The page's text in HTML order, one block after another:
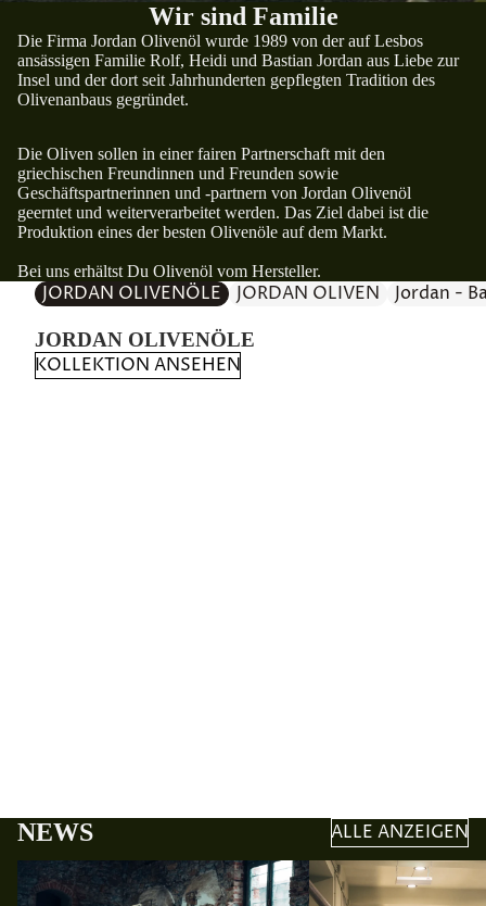
Wir sind Familie
Die Firma Jordan Olivenöl wurde 1989 von der auf Lesbos
ansässigen Familie Rolf, Heidi und Bastian Jordan aus Liebe zur
Insel und der dort seit Jahrhunderten gepflegten Tradition des
Olivenanbaus gegründet.
Die Oliven sollen in einer fairen Partnerschaft mit den
griechischen Freundinnen und Freunden sowie
Geschäftspartnerinnen und -partnern von Jordan Olivenöl
geerntet und weiterverarbeitet werden. Das Ziel dabei ist die
Produktion eines der besten Olivenöle auf dem Markt.
Bei uns erhältst Du Olivenöl vom Hersteller.
JORDAN OLIVENÖLE JORDAN OLIVEN Jordan -
JORDAN OLIVENÖLE
KOLLEKTION ANSEHEN
NEWS ALLE ANZEIGEN
Läuft die noch? Warum Olivenöl heute
nicht mehr gepresst wird
Sommer in der Ölmühle:
Stunde nach der Ernte